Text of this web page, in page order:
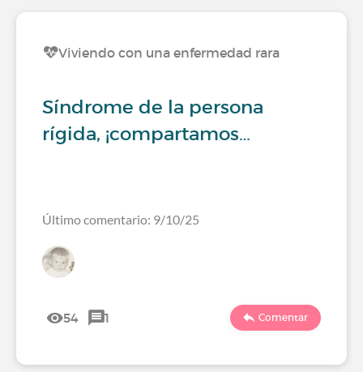
Viviendo con una enfermedad rara
Síndrome de la persona
rígida, ¡compartamos…
Último comentario: 9/10/25
54 1 Comentar